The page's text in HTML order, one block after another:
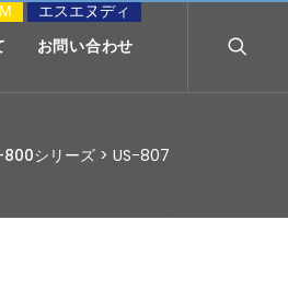
エスエヌディ
お問い合わせ
800シリーズ > US-807